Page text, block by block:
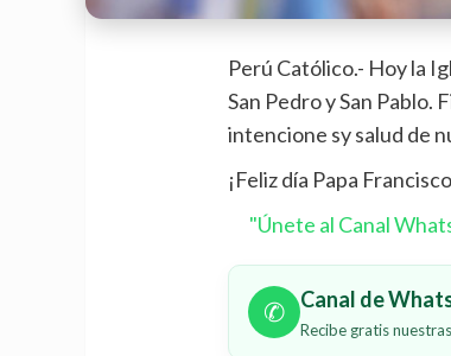
Perú Católico.- Hoy la
San Pedro y San Pablo.
intencione sy salud de
¡Feliz día Papa
"Únete al Canal
✆ Canal de
Recibe gratis